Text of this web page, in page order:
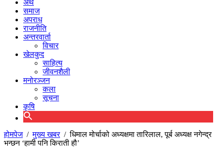
अर्थ
समाज
अपराध
राजनीति
अन्तरवार्ता
विचार
खेलकुद
साहित्य
जीवनशैली
मनोरञ्जन
कला
सूचना
कृषि
होमपेज/मुख्य खबर/धिमाल मोर्चाको अध्यक्षमा तारिलाल, पूर्ब अध्यक्ष नगेन्द्र
भन्छन ‘हामी पनि किराती हौ’